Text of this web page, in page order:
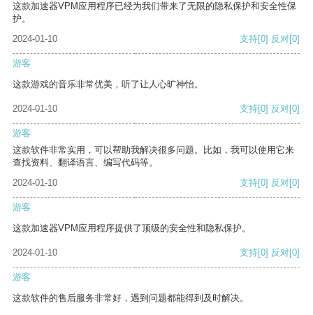
这款加速器VPM应用程序已经为我们带来了无限的隐私保护和安全性保
护。
2024-01-10
支持[0] 反对[0]
游客
这款游戏的音乐非常优美，听了让人心旷神怡。
2024-01-10 支持[0] 反对[0]
游客
这款软件非常实用，可以帮助我解决很多问题。比如，我可以使用它来
查找资料、翻译语言、编写代码等。
2024-01-10
支持[0] 反对[0]
游客
这款加速器VPM应用程序提供了顶级的安全性和隐私保护。
2024-01-10 支持[0] 反对[0]
游客
这款软件的售后服务非常好，遇到问题都能得到及时解决。